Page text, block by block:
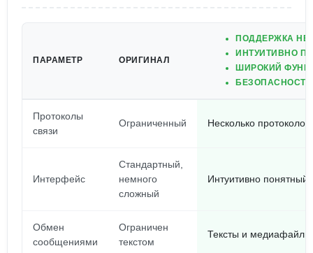
ПАРАМЕТР ОРИГИНАЛ
ПОДДЕРЖКА
ИНТУИТИВНО
ШИРОКИЙ
Протоколы
связи
Ограниченный Несколько
Интерфейс
Стандартный,
немного
сложный
Интуитивно
Обмен
сообщениями
Ограничен
текстом
Тексты и медиафайлы